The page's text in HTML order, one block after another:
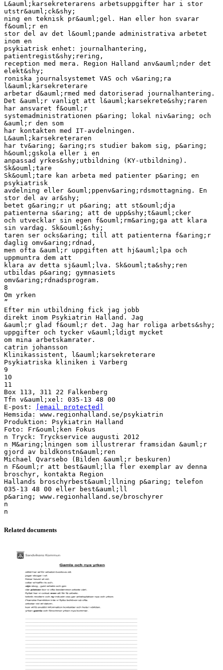
[email protected]
Hemsida: www.regionhalland.se/psykiatrin
Produktion: Psykiatrin Halland
Foto: Fr&ouml;ken Fokus
n Tryck: Tryckservice augusti 2012
n M&aring;lningen som illustrerar framsidan &auml;r
gjord av bildkonstn&auml;ren
Michael Qvarsebo (Bilden &auml;r beskuren)
n F&ouml;r att best&auml;lla fler exemplar av denna
broschyr, kontakta Region
Hallands broschyrbest&auml;llning p&aring; telefon
035-13 48 00 eller best&auml;ll
p&aring; www.regionhalland.se/broschyrer
n
Related documents